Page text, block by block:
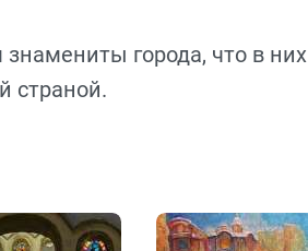
города, что в них
страной.